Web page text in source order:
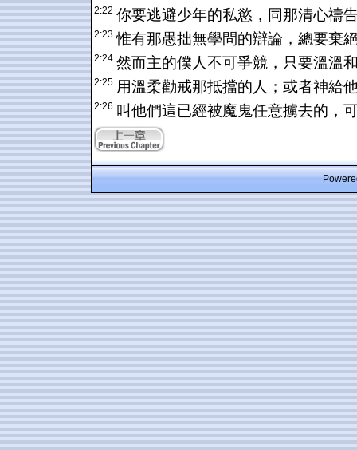
2:22 你要逃避少年的私慾，同那清心禱
2:23 惟有那愚拙無學問的辯論，總要棄
2:24 然而主的僕人不可爭競，只要溫溫
2:25 用溫柔勸戒那抵擋的人；或者神給
2:26 叫他們這已經被魔鬼任意擄去的，